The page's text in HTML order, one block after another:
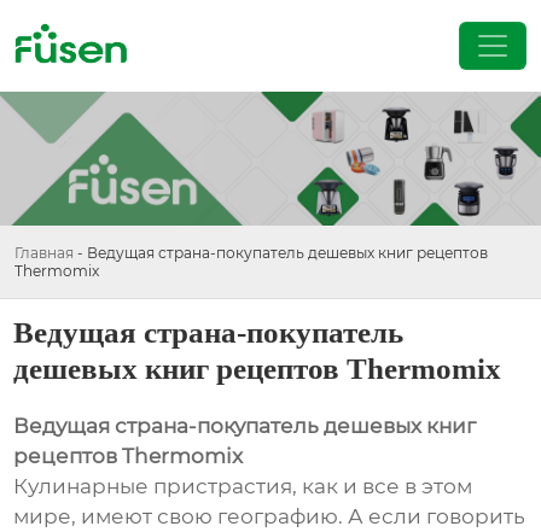
Главная - Ведущая страна-покупатель дешевых книг рецептов
Thermomix
Ведущая страна-покупатель
дешевых книг рецептов Thermomix
Ведущая страна-покупатель дешевых книг
рецептов Thermomix
Кулинарные пристрастия, как и все в этом
мире, имеют свою географию. А если говорить